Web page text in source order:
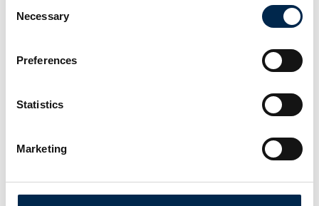
Selection
Necessary
Preferences
Statistics
Marketing
Kommer forbi J7270 og
grønne løsninger
Energivenlige tiltag og
bæredygtighed i det
Transport-scenen, der
Transportmessen byder
på en lang række oplæg